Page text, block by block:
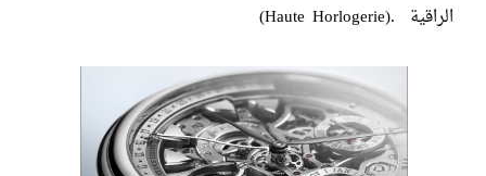
الراقية .(Haute Horlogerie
)